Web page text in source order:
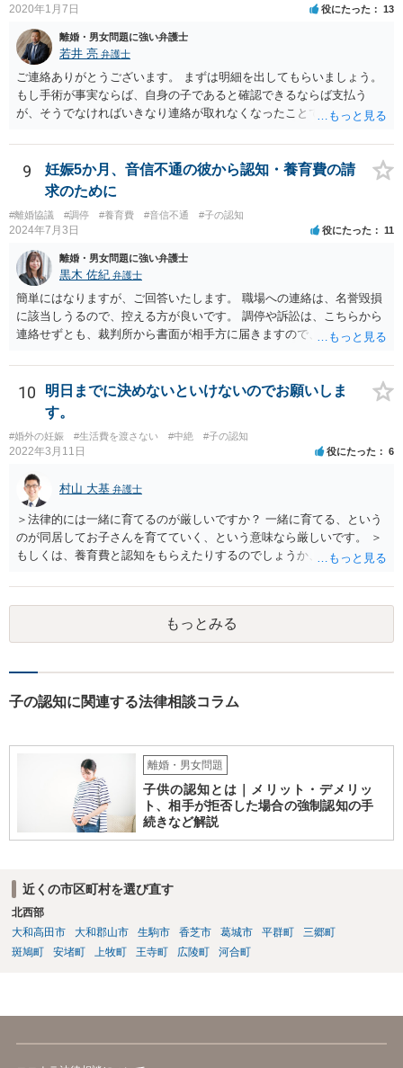
2020年1月7日 役にたった 13
離婚・男女問題に強い弁護士
若井 亮 弁護士
ご連絡ありがとうございます。 まずは明細を出してもらいましょう。
もし手術が事実ならば、自身の子であると確認できるならば支払う
が、そうでなければいきなり連絡が取れなくなったことで不信感もあ
してはいかがでしょうか。 代理人となる場合ですが、事務所ごとにま
ちまちです。 弊所の場合、交渉をお受けするとなると20万円くらいが
多いかと思います。
9
妊娠5か月、音信不通の彼から認知・養育費の請
求のために
#離婚協議 #調停 #養育費 #音信不通 #子の認知
2024年7月3日 役にたった 11
離婚・男女問題に強い弁護士
黒木 佐紀 弁護士
簡単にはなりますが、ご回答いたします。 職場への連絡は、名誉毀損
に該当しうるので、控える方が良いです。 調停や訴訟は、こちらから
連絡せずとも、裁判所から書面が相手方に届きますので、連絡不要で
いのであれば、調停や訴訟をするしかないかと思います。
10
明日までに決めないといけないのでお願いしま
す。
#婚外の妊娠 #生活費を渡さない #中絶 #子の認知
2022年3月11日 役にたった 6
村山 大基 弁護士
＞法律的には一緒に育てるのが厳しいですか？ 一緒に育てる、という
のが同居してお子さんを育てていく、という意味なら厳しいです。 ＞
もしくは、養育費と認知をもらえたりするのでしょうか、 相手が認知
す。 また、認知されたことを前提に、父親として子を養う義務があり
ますので、 養育費を請求できます。 ただ、極端な話相手に収入がなか
ったり、行方不明だったりすると、実際上の回収が難しい可能性はあ
ります。
もっとみる
子の認知に関連する法律相談コラム
離婚・男女問題
子供の認知とは｜メリット・デメリッ
ト、相手が拒否した場合の強制認知の手
続きなど解説
近くの市区町村を選び直す
北西部
大和高田市
大和郡山市 生駒市 香芝市 葛城市 平群町
三郷町
斑鳩町
安堵町 上牧町 王寺町 広陵町 河合町